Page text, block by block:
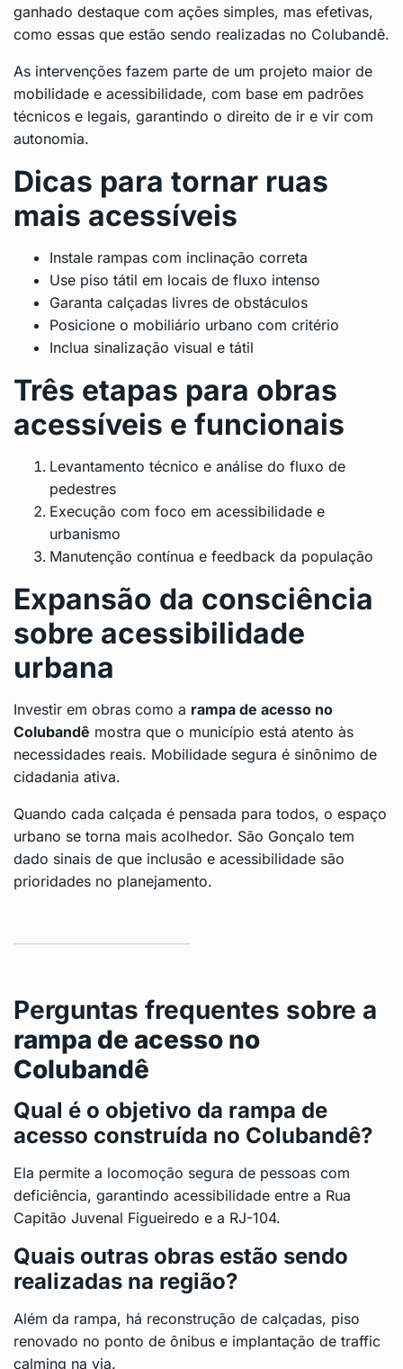
ganhado destaque com ações simples, mas efetivas,
como essas que estão sendo realizadas no Colubandê.
As intervenções fazem parte de um projeto maior de
mobilidade e acessibilidade, com base em padrões
técnicos e legais, garantindo o direito de ir e vir com
autonomia.
Dicas para tornar ruas
mais acessíveis
Instale rampas com inclinação correta
Use piso tátil em locais de fluxo intenso
Garanta calçadas livres de obstáculos
Posicione o mobiliário urbano com critério
Inclua sinalização visual e tátil
Três etapas para obras
acessíveis e funcionais
Levantamento técnico e análise do fluxo de
pedestres
Execução com foco em acessibilidade e
urbanismo
Manutenção contínua e feedback da população
Expansão da consciência
sobre acessibilidade
urbana
Investir em obras como a rampa de acesso no
Colubandê mostra que o município está atento às
necessidades reais. Mobilidade segura é sinônimo de
cidadania ativa.
Quando cada calçada é pensada para todos, o espaço
urbano se torna mais acolhedor. São Gonçalo tem
dado sinais de que inclusão e acessibilidade são
prioridades no planejamento.
Perguntas frequentes sobre a
rampa de acesso no
Colubandê
Qual é o objetivo da rampa de
acesso construída no Colubandê?
Ela permite a locomoção segura de pessoas com
deficiência, garantindo acessibilidade entre a Rua
Capitão Juvenal Figueiredo e a RJ-104.
Quais outras obras estão sendo
realizadas na região?
Além da rampa, há reconstrução de calçadas, piso
renovado no ponto de ônibus e implantação de traffic
calming na via.